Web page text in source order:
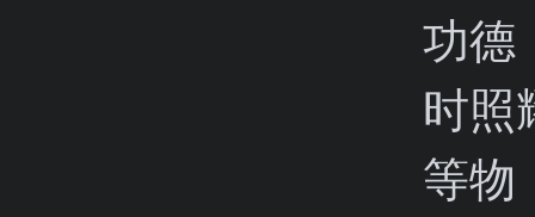
功德
时照
等物